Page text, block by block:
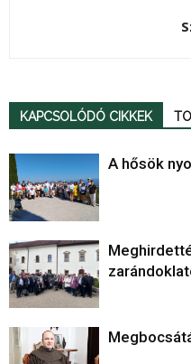
KAPCSOLÓDÓ CIKKEK
A hősök